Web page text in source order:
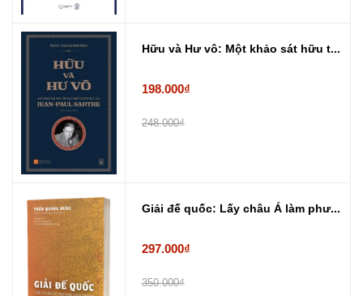
Hữu và Hư vô: Một khảo sát hữu t...
198.000₫
248.000₫
Giải đế quốc: Lấy châu Á làm phư...
297.000₫
350.000₫